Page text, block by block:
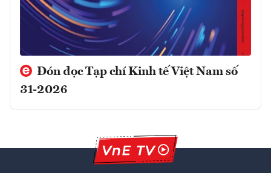
Đón đọc Tạp chí Kinh tế Việt Nam số
31-2026